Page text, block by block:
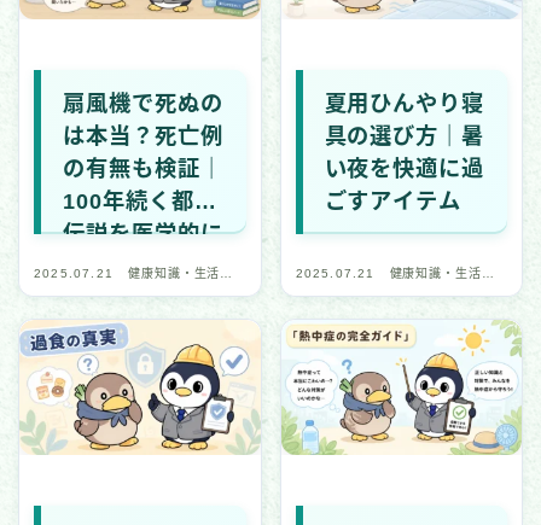
マルウェア・ランサムウェア
国際・政治関連
全般・レポート
デバイス・ネットワーク
IoT・スマートデバイス
ネットワーク・通信
ブラウザ・Web
アプリ・プラットフォーム
扇風機で死ぬの
は本当？死亡例
の有無も検証｜
100年続く都市
伝説を医学的に
整理
2025.07.21
健康知識・生活習
慣
夏用ひんやり寝
具の選び方｜暑
い夜を快適に過
ごすアイテム
2025.07.21
健康知識・生活習
慣